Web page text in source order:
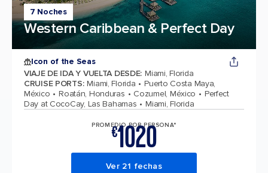
7 Noches
Western Caribbean & Perfect Day
Icon of the Seas
VIAJE DE IDA Y VUELTA DESDE: Miami, Florida
CRUISE PORTS: Miami, Florida
Puerto Costa Maya,
México
Roatán, Honduras Cozumel, México
Perfect
Day at CocoCay, Las Bahamas
Miami, Florida
PROMEDIO POR PERSONA*
€1020
Ver 21 fechas